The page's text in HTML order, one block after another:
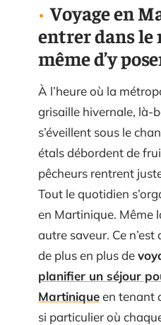
Voyage en
entrer dans
même d’y
À l’heure où la
grisaille hivernale, là-
s’éveillent sous le
étals débordent de
pêcheurs rentrent
Tout le quotidien
en Martinique. Même
autre saveur. Ce
de plus en plus de
planifier un séjour
Martiniqueen tenant
si particulier où